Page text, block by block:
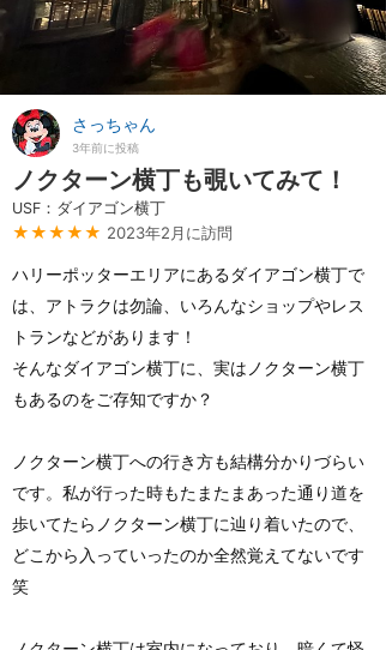
さっちゃん
3年前に投稿
ノクターン横丁も覗いてみて！
USF：ダイアゴン横丁
★★★★★ 2023年2月に訪問
ハリーポッターエリアにあるダイアゴン横丁で
は、アトラクは勿論、いろんなショップやレス
トランなどがあります！
そんなダイアゴン横丁に、実はノクターン横丁
もあるのをご存知ですか？
ノクターン横丁への行き方も結構分かりづらい
です。私が行った時もたまたまあった通り道を
歩いてたらノクターン横丁に辿り着いたので、
どこから入っていったのか全然覚えてないです
笑